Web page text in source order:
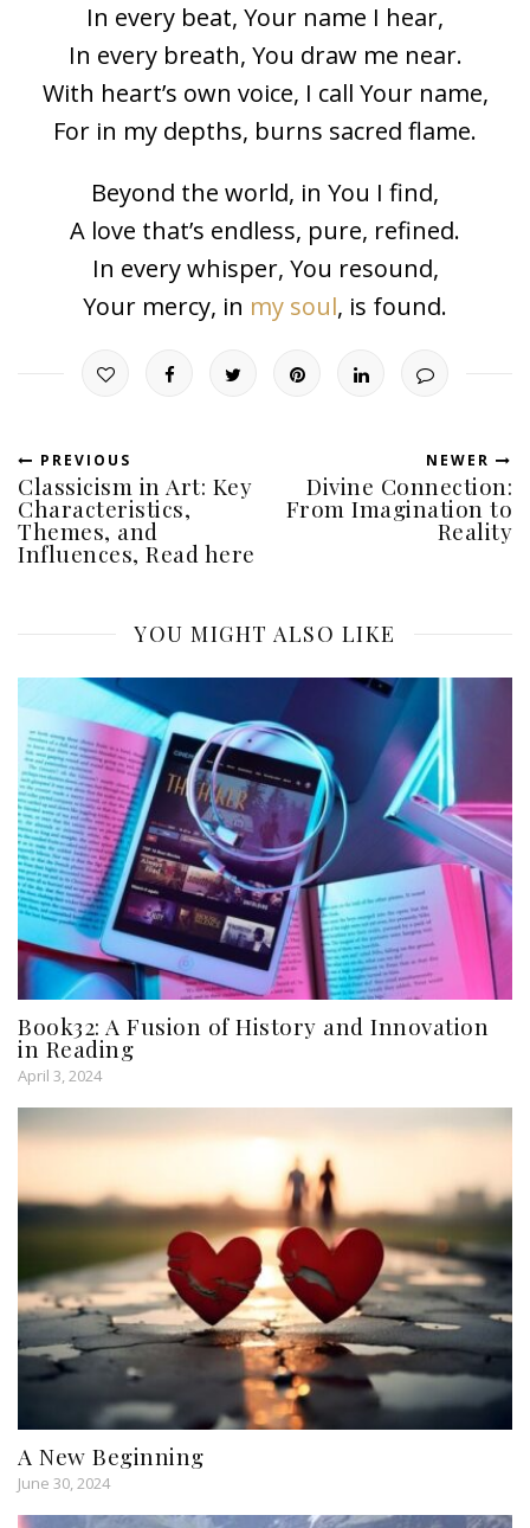
In every beat, Your name I hear,
In every breath, You draw me near.
With heart’s own voice, I call Your name,
For in my depths, burns sacred flame.
Beyond the world, in You I find,
A love that’s endless, pure, refined.
In every whisper, You resound,
Your mercy, in my soul, is found.
PREVIOUS
Classicism in Art: Key
Characteristics,
Themes, and
Influences, Read here
NEWER
Divine Connection:
From Imagination to
Reality
YOU MIGHT ALSO LIKE
Book32: A Fusion of History and Innovation
in Reading
April 3, 2024
A New Beginning
June 30, 2024